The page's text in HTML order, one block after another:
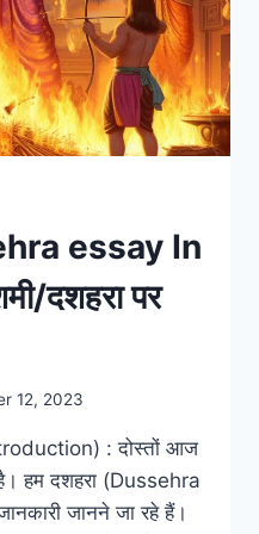
essay In
दशहरा पर
12, 2023
: दोस्तों आज
हम दशहरा (Dussehra
जानने जा रहे हैं।